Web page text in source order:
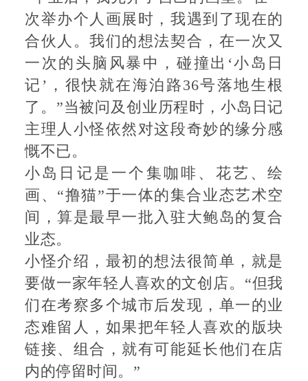
次举办个人画展时，我遇到了现在的
合伙人。我们的想法契合，在一次又
一次的头脑风暴中，碰撞出‘小岛日
记’，很快就在海泊路36号落地生根
了。”当被问及创业历程时，小岛日记
主理人小怪依然对这段奇妙的缘分感
慨不已。
小岛日记是一个集咖啡、花艺、绘
画、“撸猫”于一体的集合业态艺术空
间，算是最早一批入驻大鲍岛的复合
业态。
小怪介绍，最初的想法很简单，就是
要做一家年轻人喜欢的文创店。“但我
们在考察多个城市后发现，单一的业
态难留人，如果把年轻人喜欢的版块
链接、组合，就有可能延长他们在店
内的停留时间。”